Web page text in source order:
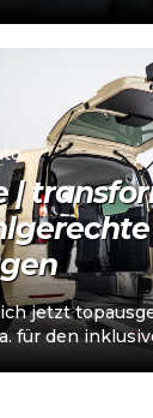
|
jetzt
für den